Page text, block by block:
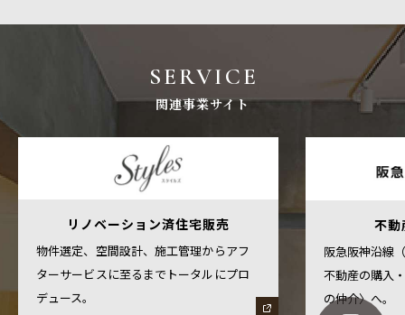
SERVICE
関連事業サイト
リノベーション済住宅販売
物件選定、空間設計、施工管理からアフ
ターサービスに至るまでトータルにプロ
デュース。
不動
阪急阪神沿線
不動産の購入
の仲介〉へ。